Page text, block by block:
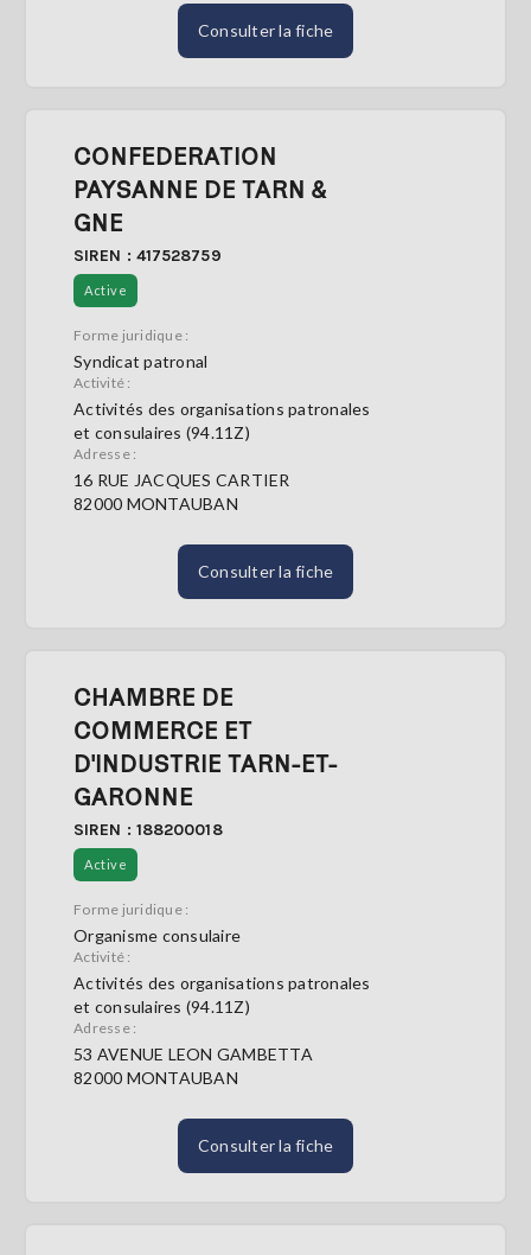
Consulter la fiche
CONFEDERATION
PAYSANNE DE TARN &
GNE
SIREN : 417528759
Active
Forme juridique :
Syndicat patronal
Activité :
Activités des organisations patronales
et consulaires (94.11Z)
Adresse :
16 RUE JACQUES CARTIER
82000 MONTAUBAN
Consulter la fiche
CHAMBRE DE
COMMERCE ET
D'INDUSTRIE TARN-ET-
GARONNE
SIREN : 188200018
Active
Forme juridique :
Organisme consulaire
Activité :
Activités des organisations patronales
et consulaires (94.11Z)
Adresse :
53 AVENUE LEON GAMBETTA
82000 MONTAUBAN
Consulter la fiche